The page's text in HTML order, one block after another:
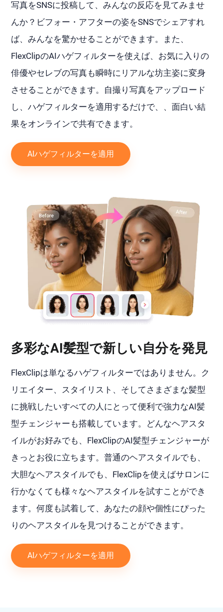
写真をSNSに投稿して、みんなの反応を見てみませ
んか？ビフォー・アフターの姿をSNSでシェアすれ
ば、みんなを驚かせることができます。また、
FlexClipのAIハゲフィルターを使えば、お気に入りの
俳優やセレブの写真も瞬時にリアルな坊主姿に変身
させることができます。自撮り写真をアップロード
し、ハゲフィルターを適用するだけで、、面白い結
果をオンラインで共有できます。
AIハゲフィルターを適用
多彩なAI髪型で新しい自分を発見
FlexClipは単なるハゲフィルターではありません。ク
リエイター、スタイリスト、そしてさまざまな髪型
に挑戦したいすべての人にとって便利で強力なAI髪
型チェンジャーも搭載しています。どんなヘアスタ
イルがお好みでも、FlexClipのAI髪型チェンジャーが
きっとお役に立ちます。普通のヘアスタイルでも、
大胆なヘアスタイルでも、FlexClipを使えばサロンに
行かなくても様々なヘアスタイルを試すことができ
ます。何度も試着して、あなたの顔や個性にぴった
りのヘアスタイルを見つけることができます。
AIハゲフィルターを適用